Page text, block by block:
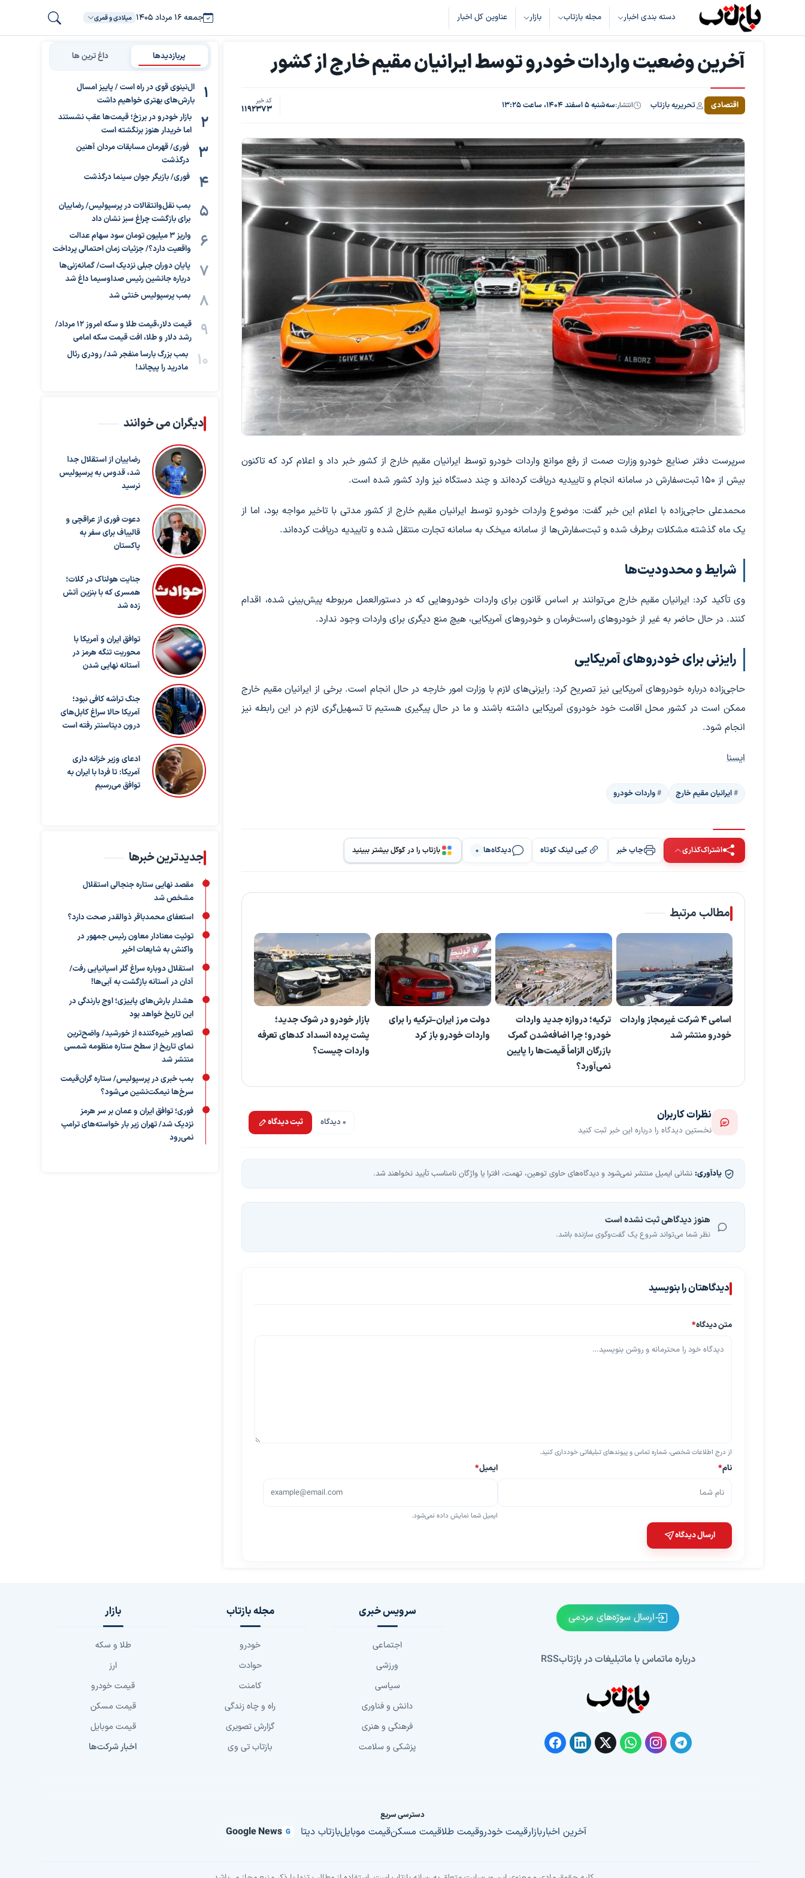
دسته بندی اخبار مجله بازتاب بازار عناوین کل اخبار جمعه ۱۶ مرداد ۱۴۰۵ میلادی و قمری
آخرین وضعیت واردات خودرو توسط ایرانیان مقیم خارج از کشور
اقتصادی تحریریه بازتاب انتشار:سه‌شنبه ۵ اسفند ۱۴۰۴، ساعت ۱۳:۲۵ کد خبر
1192373
سرپرست دفتر صنایع خودرو وزارت صمت از رفع موانع واردات خودرو توسط ایرانیان مقیم خارج از کشور خبر داد و اعلام کرد که تاکنون
بیش از ۱۵۰ ثبت‌سفارش در سامانه انجام و تاییدیه دریافت کرده‌اند و چند دستگاه نیز وارد کشور شده است.
محمدعلی حاجی‌زاده با اعلام این خبر گفت: موضوع واردات خودرو توسط ایرانیان مقیم خارج از کشور مدتی با تاخیر مواجه بود، اما از
یک ماه گذشته مشکلات برطرف شده و ثبت‌سفارش‌ها از سامانه میخک به سامانه تجارت منتقل شده و تاییدیه دریافت کرده‌اند.
شرایط و محدودیت‌ها
وی تأکید کرد: ایرانیان مقیم خارج می‌توانند بر اساس قانون برای واردات خودروهایی که در دستورالعمل مربوطه پیش‌بینی شده، اقدام
کنند. در حال حاضر به غیر از خودروهای راست‌فرمان و خودروهای آمریکایی، هیچ منع دیگری برای واردات وجود ندارد.
رایزنی برای خودروهای آمریکایی
حاجی‌زاده درباره خودروهای آمریکایی نیز تصریح کرد: رایزنی‌های لازم با وزارت امور خارجه در حال انجام است. برخی از ایرانیان مقیم خارج
ممکن است در کشور محل اقامت خود خودروی آمریکایی داشته باشند و ما در حال پیگیری هستیم تا تسهیل‌گری لازم در این رابطه نیز
انجام شود.
ایسنا
ایرانیان مقیم خارج واردات خودرو
اشتراک‌گذاری چاپ خبر کپی لینک کوتاه دیدگاه‌ها 0 بازتاب را در گوگل بیشتر ببینید
مطالب مرتبط
اسامی 4 شرکت غیرمجاز واردات
خودرو منتشر شد
ترکیه؛ دروازه جدید واردات
خودرو؛ چرا اضافه‌شدن گمرک
بازرگان الزاماً قیمت‌ها را پایین
نمی‌آورد؟
دولت مرز ایران-ترکیه را برای
واردات خودرو باز کرد
بازار خودرو در شوک جدید؛
پشت پرده انسداد کدهای تعرفه
واردات چیست؟
نظرات کاربران
نخستین دیدگاه را درباره این خبر ثبت کنید
0 دیدگاه ثبت دیدگاه
یادآوری: نشانی ایمیل منتشر نمی‌شود و دیدگاه‌های حاوی توهین، تهمت، افترا یا واژگان نامناسب تأیید نخواهند شد.
هنوز دیدگاهی ثبت نشده است
نظر شما می‌تواند شروع یک گفت‌وگوی سازنده باشد.
دیدگاهتان را بنویسید
متن دیدگاه*
از درج اطلاعات شخصی، شماره تماس و پیوندهای تبلیغاتی خودداری کنید.
نام* ایمیل*
ایمیل شما نمایش داده نمی‌شود.
ارسال دیدگاه
پربازدیدها داغ ترین ها
ال‌نینوی قوی در راه است / پاییز امسال
بارش‌های بهتری خواهیم داشت
بازار خودرو در برزخ؛ قیمت‌ها عقب نشستند
اما خریدار هنوز برنگشته است
فوری/ قهرمان مسابقات مردان آهنین
درگذشت
فوری/ بازیگر جوان سینما درگذشت
بمب نقل‌وانتقالات در پرسپولیس/ رضاییان
برای بازگشت چراغ سبز نشان داد
واریز ۳ میلیون تومان سود سهام عدالت
واقعیت دارد؟/ جزئیات زمان احتمالی پرداخت
پایان دوران جبلی نزدیک است/ گمانه‌زنی‌ها
درباره جانشین رئیس صداوسیما داغ شد
بمب پرسپولیس خنثی شد
قیمت دلار،قیمت طلا و سکه امروز ۱۲ مرداد/
رشد دلار و طلا، افت قیمت سکه امامی
بمب بزرگ بارسا منفجر شد/ رودری رئال
مادرید را پیچاند!
دیگران می خوانند
رضاییان از استقلال جدا
شد، قدوس به پرسپولیس
نرسید
دعوت فوری از عراقچی و
قالیباف برای سفر به
پاکستان
جنایت هولناک در کلات؛
همسری که با بنزین آتش
زده شد
توافق ایران و آمریکا با
محوریت تنگه هرمز در
آستانه نهایی شدن
جنگ تراشه کافی نبود؛
آمریکا حالا سراغ کابل‌های
درون دیتاسنتر رفته است
ادعای وزیر خزانه داری
آمریکا: تا فردا با ایران به
توافق می‌رسیم
جدیدترین خبرها
مقصد نهایی ستاره جنجالی استقلال
مشخص شد
استعفای محمدباقر ذوالقدر صحت دارد؟
توئیت معنادار معاون رئیس جمهور در
واکنش به شایعات اخیر
استقلال دوباره سراغ گلر اسپانیایی رفت/
آدان در آستانه بازگشت به آبی‌ها!
هشدار بارش‌های پاییزی؛ اوج بارندگی در
این تاریخ خواهد بود
تصاویر خیره‌کننده از خورشید/ واضح‌ترین
نمای تاریخ از سطح ستاره منظومه شمسی
منتشر شد
بمب خبری در پرسپولیس/ ستاره گران‌قیمت
سرخ‌ها نیمکت‌نشین می‌شود؟
فوری؛ توافق ایران و عمان بر سر هرمز
نزدیک شد/ تهران زیر بار خواسته‌های ترامپ
نمی‌رود
ارسال سوژه‌های مردمی
درباره ماتماس با ماتبلیغات در بازتابRSS
سرویس خبری
اجتماعی
ورزشی
سیاسی
دانش و فناوری
فرهنگی و هنری
پزشکی و سلامت
مجله بازتاب
خودرو
حوادث
کامنت
راه و چاه زندگی
گزارش تصویری
بازتاب تی وی
بازار
طلا و سکه
ارز
قیمت خودرو
قیمت مسکن
قیمت موبایل
اخبار شرکت‌ها
دسترسی سریع
آخرین اخباربازارقیمت خودروقیمت طلاقیمت مسکنقیمت موبایلبازتاب دیتا G
Google News